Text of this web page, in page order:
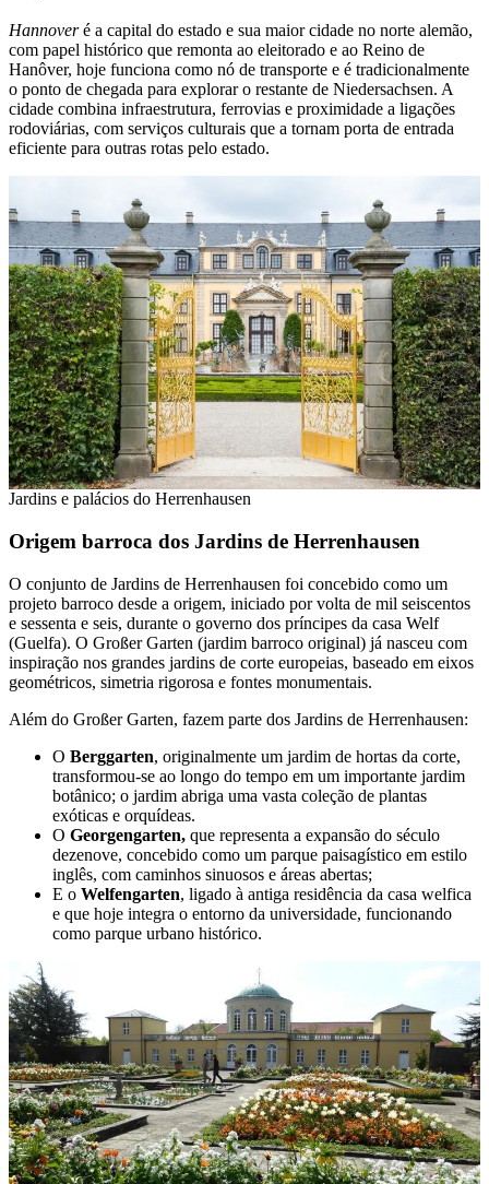
Hannoveré a capital do estado e sua maior cidade no norte alemão,
com papel histórico que remonta ao eleitorado e ao Reino de
Hanôver, hoje funciona como nó de transporte e é tradicionalmente
o ponto de chegada para explorar o restante de Niedersachsen. A
cidade combina infraestrutura, ferrovias e proximidade a ligações
rodoviárias, com serviços culturais que a tornam porta de entrada
eficiente para outras rotas pelo estado.
Jardins e palácios do Herrenhausen
Origem barroca dos Jardins de Herrenhausen
O conjunto de Jardins de Herrenhausen foi concebido como um
projeto barroco desde a origem, iniciado por volta de mil seiscentos
e sessenta e seis, durante o governo dos príncipes da casa Welf
(Guelfa). O Großer Garten (jardim barroco original) já nasceu com
inspiração nos grandes jardins de corte europeias, baseado em eixos
geométricos, simetria rigorosa e fontes monumentais.
Além do Großer Garten, fazem parte dos Jardins de Herrenhausen:
O Berggarten, originalmente um jardim de hortas da corte,
transformou-se ao longo do tempo em um importante jardim
botânico; o jardim abriga uma vasta coleção de plantas
exóticas e orquídeas.
O Georgengarten, que representa a expansão do século
dezenove, concebido como um parque paisagístico em estilo
inglês, com caminhos sinuosos e áreas abertas;
E o Welfengarten, ligado à antiga residência da casa welfica
e que hoje integra o entorno da universidade, funcionando
como parque urbano histórico.